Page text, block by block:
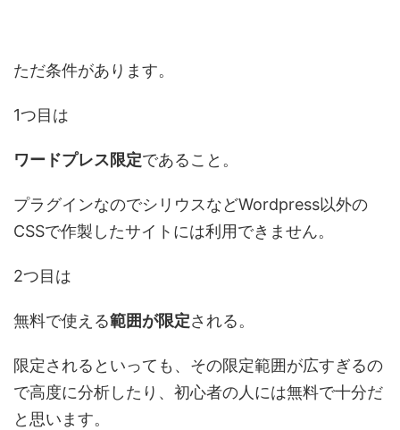
ただ条件があります。
1つ目は
ワードプレス限定であること。
プラグインなのでシリウスなどWordpress以外の
CSSで作製したサイトには利用できません。
2つ目は
無料で使える範囲が限定される。
限定されるといっても、その限定範囲が広すぎるの
で高度に分析したり、初心者の人には無料で十分だ
と思います。